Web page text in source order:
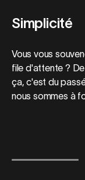
Simplicité
Vous vous
file d'attente ?
ça, c'est du
nous sommes à